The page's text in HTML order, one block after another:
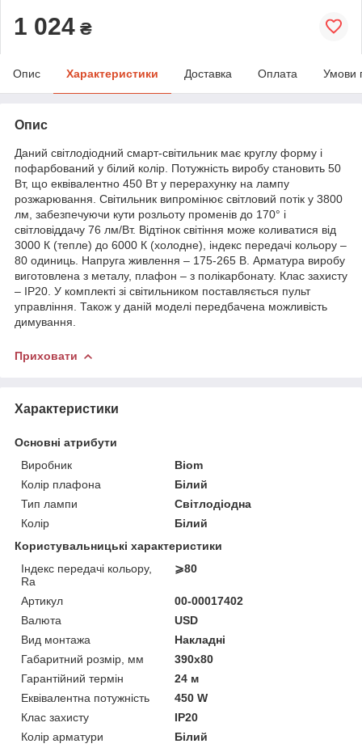
1 024 ₴
Опис Характеристики Доставка Оплата Умови
Опис
Даний світлодіодний смарт-світильник має круглу форму і
пофарбований у білий колір. Потужність виробу становить 50
Вт, що еквівалентно 450 Вт у перерахунку на лампу
розжарювання. Світильник випромінює світловий потік у 3800
лм, забезпечуючи кути розльоту променів до 170° і
світловіддачу 76 лм/Вт. Відтінок світіння може коливатися від
3000 К (тепле) до 6000 К (холодне), індекс передачі кольору –
80 одиниць. Напруга живлення – 175-265 В. Арматура виробу
виготовлена з металу, плафон – з полікарбонату. Клас захисту
– IP20. У комплекті зі світильником поставляється пульт
управління. Також у даній моделі передбачена можливість
димування.
Приховати
Характеристики
Основні атрибути
Виробник
Biom
Колір плафона
Білий
Тип лампи
Світлодіодна
Колір
Білий
Користувальницькі характеристики
Індекс передачі кольору,
Ra
⩾80
Артикул
00-00017402
Валюта
USD
Вид монтажа
Накладні
Габаритний розмір, мм
390х80
Гарантійний термін
24 м
Еквівалентна потужність
450 W
Клас захисту
IP20
Колір арматури
Білий